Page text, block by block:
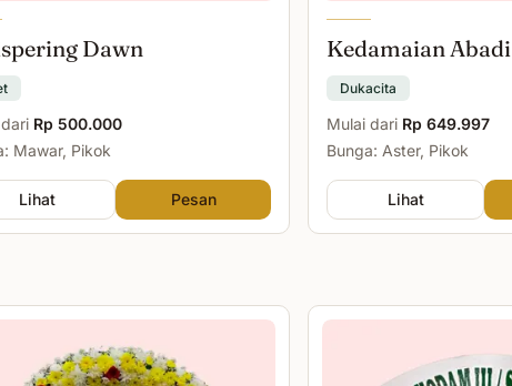
Dawn
Rp 500.000
Mawar, Pikok
Lihat Pesan
Kedamaian Abadi
Dukacita
Mulai dari Rp 649.997
Bunga: Aster, Pikok
Lihat